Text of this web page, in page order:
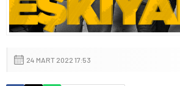
24 MART 2022 17:53